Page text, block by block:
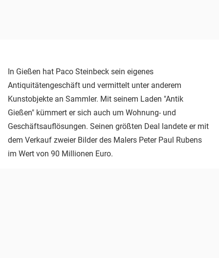
In Gießen hat Paco Steinbeck sein eigenes
Antiquitätengeschäft und vermittelt unter anderem
Kunstobjekte an Sammler. Mit seinem Laden "Antik
Gießen" kümmert er sich auch um Wohnung- und
Geschäftsauflösungen. Seinen größten Deal landete er mit
dem Verkauf zweier Bilder des Malers Peter Paul Rubens
im Wert von 90 Millionen Euro.